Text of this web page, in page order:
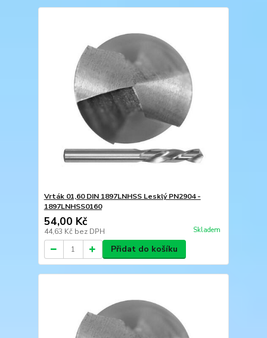
Vrták 01,60 DIN 1897LNHSS Lesklý PN2904 -
1897LNHSS0160
54,00 Kč
44,63 Kč bez DPH Skladem
Přidat do košíku